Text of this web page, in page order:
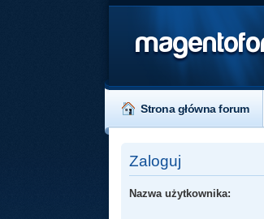
Strona główna forum
Zaloguj
Nazwa użytkownika: